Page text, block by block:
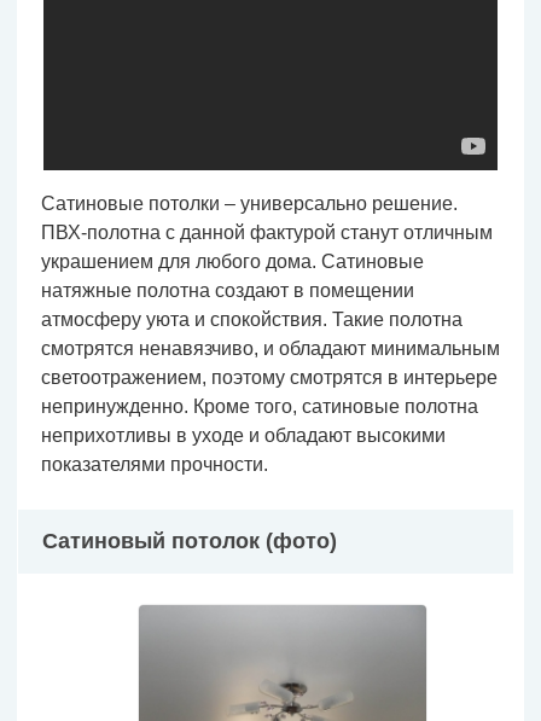
Сатиновые потолки – универсально решение.
ПВХ-полотна с данной фактурой станут отличным
украшением для любого дома. Сатиновые
натяжные полотна создают в помещении
атмосферу уюта и спокойствия. Такие полотна
смотрятся ненавязчиво, и обладают минимальным
светоотражением, поэтому смотрятся в интерьере
непринужденно. Кроме того, сатиновые полотна
неприхотливы в уходе и обладают высокими
показателями прочности.
Сатиновый потолок (фото)